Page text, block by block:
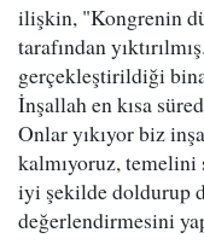
ilişkin, "Kongrenin
tarafından
gerçekleştirildiği
İnşallah en kısa
Onlar yıkıyor biz
kalmıyoruz, temelini
iyi şekilde doldurup
değerlendirmesini